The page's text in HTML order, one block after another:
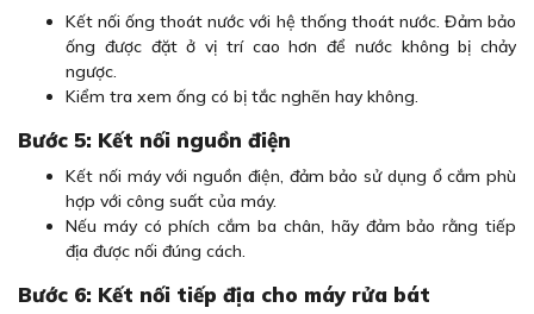
Kết nối ống thoát nước với hệ thống thoát nước. Đảm bảo
ống được đặt ở vị trí cao hơn để nước không bị chảy
ngược.
Kiểm tra xem ống có bị tắc nghẽn hay không.
Bước 5: Kết nối nguồn điện
Kết nối máy với nguồn điện, đảm bảo sử dụng ổ cắm phù
hợp với công suất của máy.
Nếu máy có phích cắm ba chân, hãy đảm bảo rằng tiếp
địa được nối đúng cách.
Bước 6: Kết nối tiếp địa cho máy rửa bát